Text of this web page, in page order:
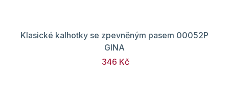
Klasické kalhotky se zpevněným pasem 00052P
GINA
346 Kč